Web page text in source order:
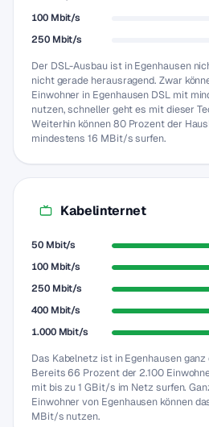
100 Mbit/s
250 Mbit/s
Der DSL-Ausbau ist in Egenhausen
nicht gerade herausragend. Zwar
Einwohner in Egenhausen DSL mit
nutzen, schneller geht es mit dieser
Weiterhin können 80 Prozent der
mindestens 16 MBit/s surfen.
Kabelinternet
50 Mbit/s
100 Mbit/s
250 Mbit/s
400 Mbit/s
1.000 Mbit/s
Das Kabelnetz ist in Egenhausen
Bereits 66 Prozent der 2.100
mit bis zu 1 GBit/s im Netz surfen.
Einwohner von Egenhausen können
MBit/s nutzen.